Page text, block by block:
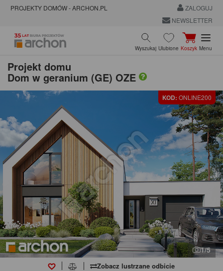
PROJEKTY DOMÓW - ARCHON.PL
ZALOGUJ
NEWSLETTER
Wyszukaj Ulubione Koszyk Menu
Projekt domu
Dom w geranium (GE) OZE
KOD: ONLINE200
1/5
Zobacz lustrzane odbicie